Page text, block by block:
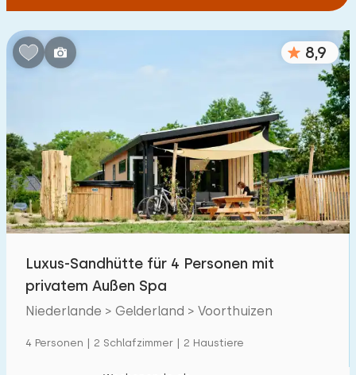
Schlafzimmern:
Badezimmer:
1 2 3 4 5
Entfernungen
Zum Meer(max. km):
Zum Wald(max. km):
8,9
Luxus-Sandhütte für 4 Personen mit
privatem Außen Spa
Niederlande > Gelderland > Voorthuizen
4 Personen | 2 Schlafzimmer | 2 Haustiere